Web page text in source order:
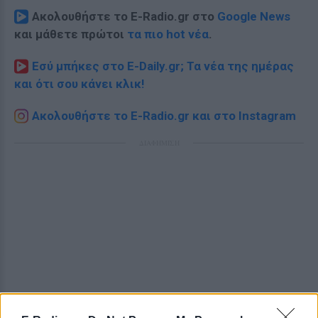
Ακολουθήστε το E-Radio.gr στο Google News
και μάθετε πρώτοι τα πιο hot νέα.
Εσύ μπήκες στο E-Daily.gr; Τα νέα της ημέρας
και ότι σου κάνει κλικ!
Ακολουθήστε το E-Radio.gr και στο Instagram